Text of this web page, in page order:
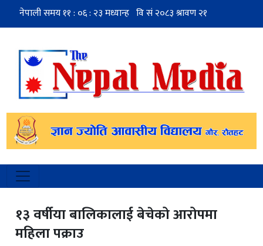
१३ वर्षीया बालिकालाई बेचेको आरोपमा
महिला पक्राउ